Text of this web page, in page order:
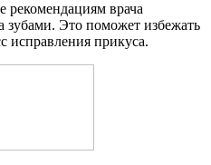
рекомендациям врача
зубами. Это поможет избежать
исправления прикуса.